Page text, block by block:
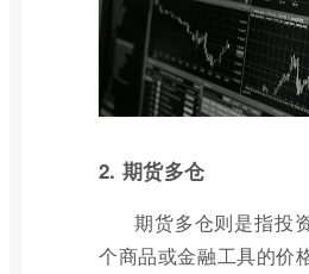
2. 期货多仓
期货多仓则是指投
个商品或金融工具的价